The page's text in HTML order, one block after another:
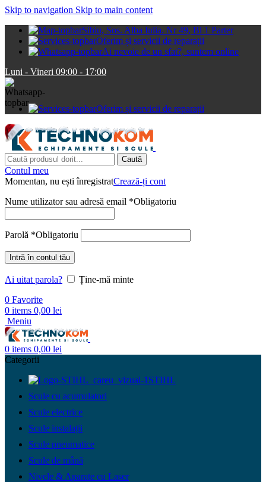
Skip to navigation Skip to main content
Sibiu, Sos. Alba Iulia. Nr 49, Bl 1 Parter
Oferim și servicii de reparații
Ai nevoie de un sfat?, suntem online
Luni - Vineri 09:00 - 17:00
Oferim și servicii de reparații
Caută
Contul meu
Momentan, nu ești înregistratCrează-ți cont
Nume utilizator sau adresă email *Obligatoriu
Parolă *Obligatoriu
Intră în contul tău
Ai uitat parola?
Ține-mă minte
0 Favorite
0 items 0,00 lei
Meniu
0 items 0,00 lei
Categorii
STIHL
Scule cu acumulatori
Scule electrice
Scule instalații
Scule pneumatice
Scule de mână
Nivele & Aparate cu Laser